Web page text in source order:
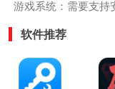
游戏系统：需要支持
软件推荐